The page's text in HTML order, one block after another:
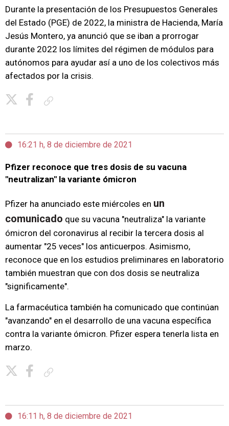
Durante la presentación de los Presupuestos Generales
del Estado (PGE) de 2022, la ministra de Hacienda, María
Jesús Montero, ya anunció que se iban a prorrogar
durante 2022 los límites del régimen de módulos para
autónomos para ayudar así a uno de los colectivos más
afectados por la crisis.
16:21 h, 8 de diciembre de 2021
Pfizer reconoce que tres dosis de su vacuna
"neutralizan" la variante ómicron
Pfizer ha anunciado este miércoles en un
comunicado que su vacuna "neutraliza" la variante
ómicron del coronavirus al recibir la tercera dosis al
aumentar "25 veces" los anticuerpos. Asimismo,
reconoce que en los estudios preliminares en laboratorio
también muestran que con dos dosis se neutraliza
"significamente".
La farmacéutica también ha comunicado que continúan
"avanzando" en el desarrollo de una vacuna específica
contra la variante ómicron. Pfizer espera tenerla lista en
marzo.
16:11 h, 8 de diciembre de 2021